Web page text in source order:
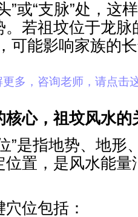
”或“支脉”处，这
若祖坟位于龙脉
可能影响家族的
更多，咨询老师，请点击
核心，祖坟风水的
”是指地势、地形
位置，是风水能量
位包括：